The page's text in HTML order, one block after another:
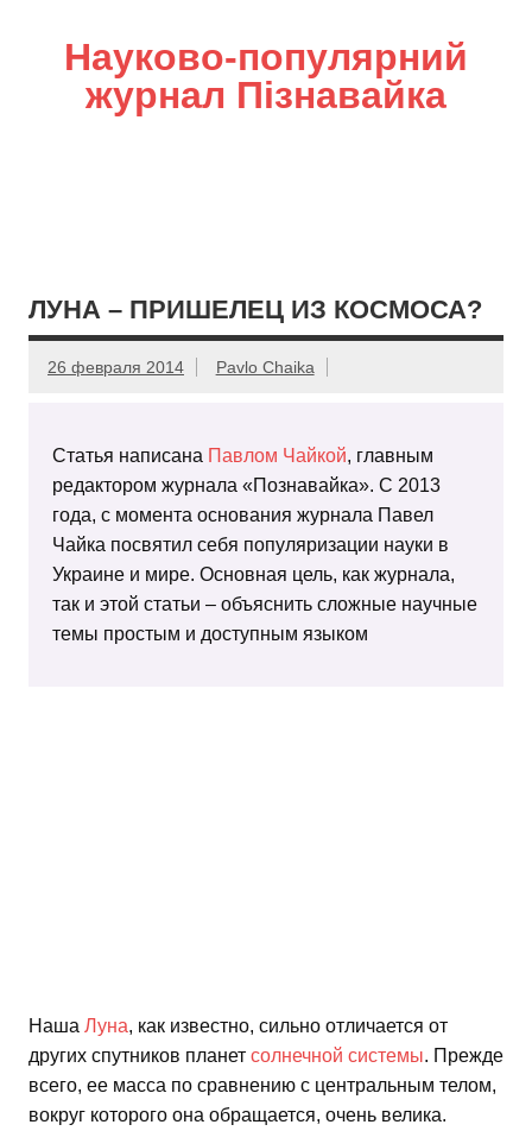
Науково-популярний
журнал Пізнавайка
ЛУНА – ПРИШЕЛЕЦ ИЗ КОСМОСА?
26 февраля 2014 Pavlo Chaika
Статья написана Павлом Чайкой, главным
редактором журнала «Познавайка». С 2013
года, с момента основания журнала Павел
Чайка посвятил себя популяризации науки в
Украине и мире. Основная цель, как журнала,
так и этой статьи – объяснить сложные научные
темы простым и доступным языком
Наша Луна, как известно, сильно отличается от
других спутников планет солнечной системы. Прежде
всего, ее масса по сравнению с центральным телом,
вокруг которого она обращается, очень велика.